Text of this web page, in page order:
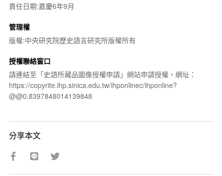
責任日期:嘉慶6年9月
管理權
版權:中央研究院歷史語言研究所版權所有
授權聯絡窗口
請連結至「史語所藏品圖像授權申請」網站申請授權，網址：
https://copyrite.ihp.sinica.edu.tw/ihponlinec/ihponline?
@@0.8397848014139848
分享本文